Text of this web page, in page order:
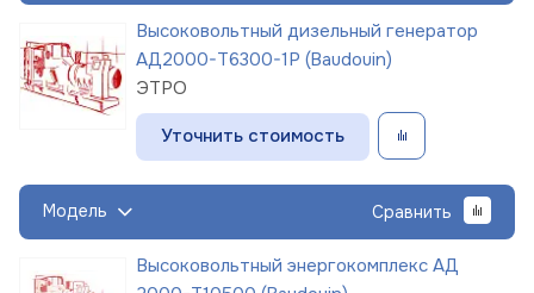
Высоковольтный дизельный генератор
АД2000-Т6300-1Р (Baudouin)
ЭТРО
Уточнить стоимость
Модель Сравнить
Высоковольтный энергокомплекс АД